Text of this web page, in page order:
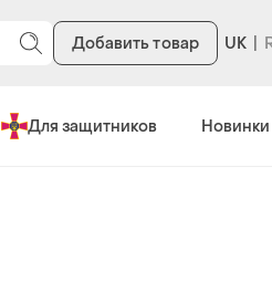
Добавить товар UK
Для защитников Новинки